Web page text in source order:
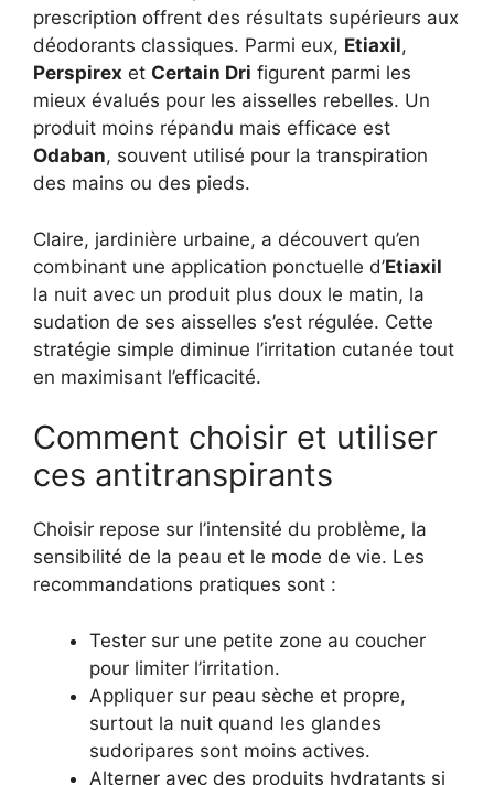
prescription offrent des résultats supérieurs aux
déodorants classiques. Parmi eux, Etiaxil,
Perspirex et Certain Dri figurent parmi les
mieux évalués pour les aisselles rebelles. Un
produit moins répandu mais efficace est
Odaban, souvent utilisé pour la transpiration
des mains ou des pieds.
Claire, jardinière urbaine, a découvert qu’en
combinant une application ponctuelle d’Etiaxil
la nuit avec un produit plus doux le matin, la
sudation de ses aisselles s’est régulée. Cette
stratégie simple diminue l’irritation cutanée tout
en maximisant l’efficacité.
Comment choisir et utiliser
ces antitranspirants
Choisir repose sur l’intensité du problème, la
sensibilité de la peau et le mode de vie. Les
recommandations pratiques sont :
Tester sur une petite zone au coucher
pour limiter l’irritation.
Appliquer sur peau sèche et propre,
surtout la nuit quand les glandes
sudoripares sont moins actives.
Alterner avec des produits hydratants si